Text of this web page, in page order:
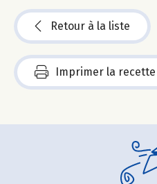
Retour à la liste
Imprimer la recette